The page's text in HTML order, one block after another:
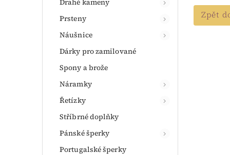
Prsteny
Náušnice
Dárky pro zamilované
Spony a brože
Náramky
Řetízky
Stříbrné doplňky
Pánské šperky
Portugalské šperky
Zpět